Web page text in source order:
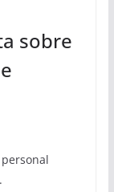
sobre